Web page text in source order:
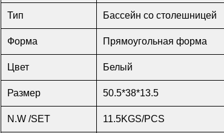
Тип Бассейн со столешницей
Форма Прямоугольная форма
Цвет Белый
Размер 50.5*38*13.5
N.W /SET 11.5KGS/PCS